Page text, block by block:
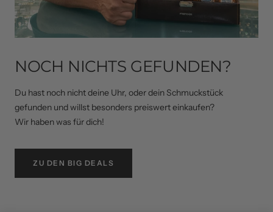
NOCH NICHTS GEFUNDEN?
Du hast noch nicht deine Uhr, oder dein Schmuckstück
gefunden und willst besonders preiswert einkaufen?
Wir haben was für dich!
ZU DEN BIG DEALS